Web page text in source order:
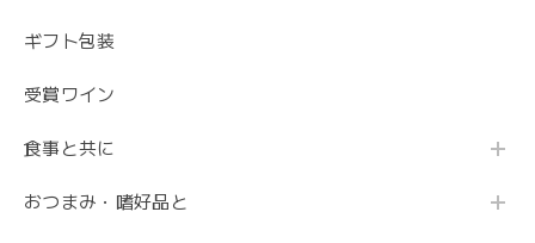
ギフト包装
受賞ワイン
食事と共に
おつまみ・嗜好品と